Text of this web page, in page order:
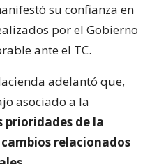
su confianza en
por el Gobierno
ante el TC.
adelantó que,
asociado a la
prioridades de la
relacionados